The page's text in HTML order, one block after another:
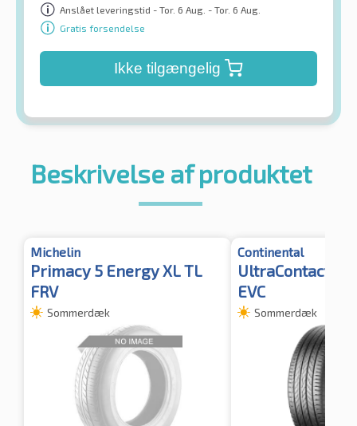
Anslået leveringstid - Tor. 6 Aug. - Tor. 6 Aug.
Gratis forsendelse
Ikke tilgængelig
Beskrivelse af produktet
Michelin
Primacy 5 Energy XL TL
FRV
Sommerdæk
Continental
UltraContact
EVC
Sommerdæk